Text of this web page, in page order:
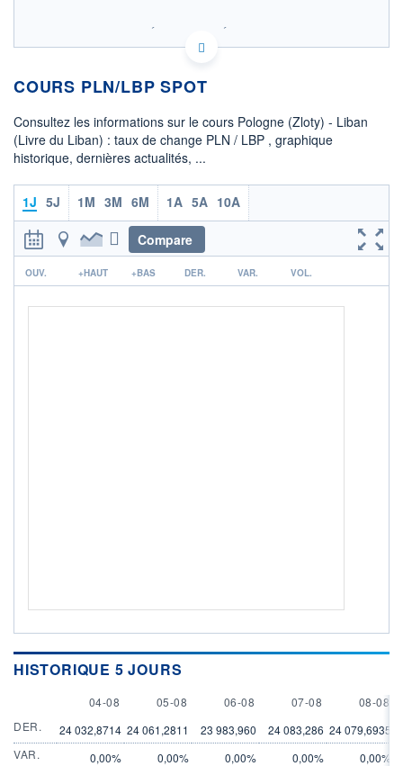
SIX - FOREX 2 DONNÉES TEMPS RÉEL
Politique d'exécution
04h29
24 050
OUVERTURE
24 010,1318
CLÔTURE VEILLE
24 012,6977 23 982,3994
COURS PLN/LBP SPOT
Consultez les informations sur le cours Pologne (Zloty) - Liban
(Livre du Liban) : taux de change PLN / LBP , graphique
historique, dernières actualités, ...
1J 5J 1M 3M 6M 1A 5A 10A
Compare
r
OUV. +HAUT +BAS DER. VAR. VOL.
HISTORIQUE 5 JOURS
4 AUGUST
04-08 5 AUGUST
05-08 6 AUGUST
06-08 7 AUGUST
07-08 8
08-08
DER.
24 032,8714 24 061,2811 23 983,960 24 083,286 24 079,6935
VAR.
0,00% 0,00% 0,00% 0,00%
0,00%